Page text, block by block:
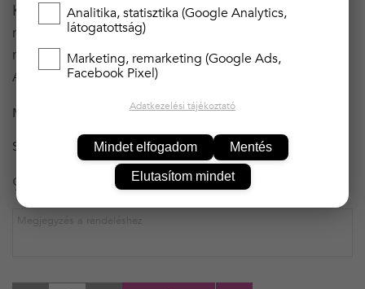
Kezelési útmutató: 30°C-on semleges, kímélő
módszerrel, más textíliától elkülönítve, kifordítva
mosható. Klórozni tilos! Foltok helyi tisztítása tilos!
Áztatni tilos! Vasalható.
MÉRET
SZÍN SZÜRKE
9 490 Ft
Analitika, statisztika (Google Analytics,
látogatottság)
Marketing, remarketing (Google Ads,
Facebook Pixel)
Adatkezelési tájékoztató
Mindet elfogadom Mentés
Elutasítom mindet